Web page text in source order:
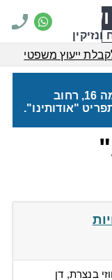
ייעוץ משפטי
כתובתנו: מגדל על דיזנגוף סנטר קומה 16, רחוב
בנצרת, דן